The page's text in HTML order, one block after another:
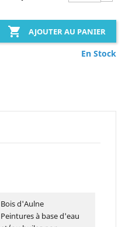
 AJOUTER AU PANIER
En Stock
Bois d'Aulne
Peintures à base d'eau